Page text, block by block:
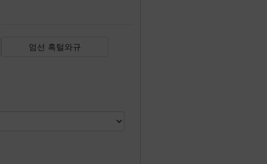
엄선 흑털와규